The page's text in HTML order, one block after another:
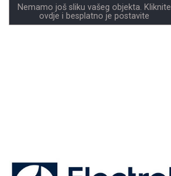
Nemamo još sliku vašeg objekta. Kliknite
ovdje i besplatno je postavite